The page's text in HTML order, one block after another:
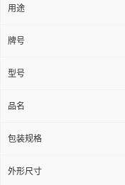
用途
牌号
型号
品名
包装规格
外形尺寸